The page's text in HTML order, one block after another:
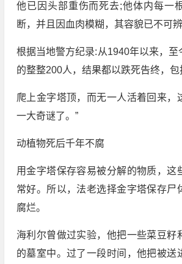
他已因头部重伤而死去;他体内每一
断，并且因血肉模糊，其容貌已不可辨
根据当地警方纪录:从1940年以来，至
的整整200人，结果都以跌死告终，包
爬上金字塔顶，而无一人活着回来，
一大奇谜了。”
动植物死后千年不腐
用金字塔保存容易被分解的物质，这
常好。所以，法老选择金字塔保存尸
腐烂。
海利尔曾做过实验，他把一些菜豆籽
的墓室中。过了一段时间，他把被送